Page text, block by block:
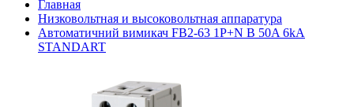
Главная
Низковольтная и высоковольтная аппаратура
Автоматичний вимикач FB2-63 1P+N B 50A 6kA
STANDART